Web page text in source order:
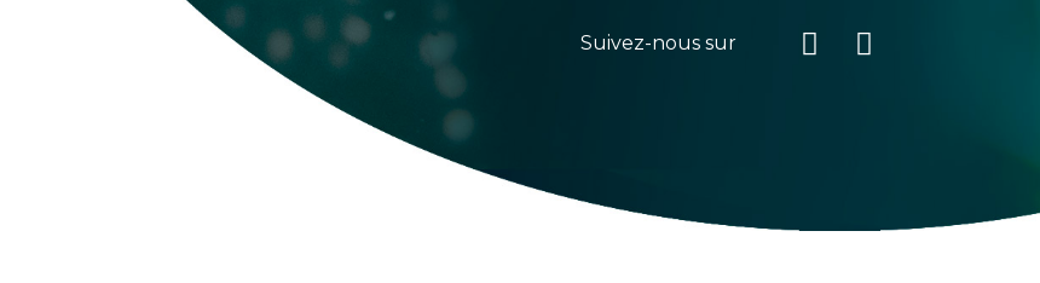
Suivez-nous sur